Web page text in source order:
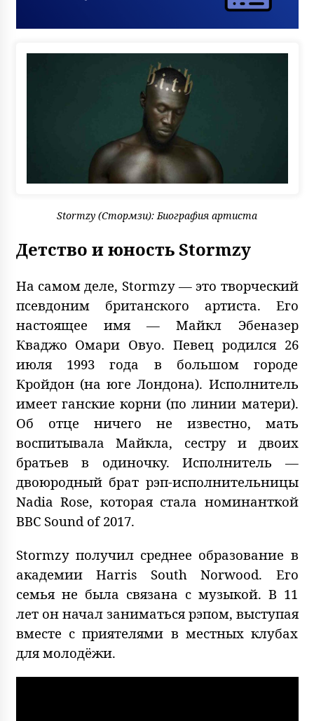
Stormzy (Стормзи): Биография артиста
Детство и юность Stormzy
На самом деле, Stormzy — это творческий
псевдоним британского артиста. Его
настоящее имя — Майкл Эбеназер
Кваджо Омари Овуо. Певец родился 26
июля 1993 года в большом городе
Кройдон (на юге Лондона). Исполнитель
имеет ганские корни (по линии матери).
Об отце ничего не известно, мать
воспитывала Майкла, сестру и двоих
братьев в одиночку. Исполнитель —
двоюродный брат рэп-исполнительницы
Nadia Rose, которая стала номинанткой
BBC Sound of 2017.
Stormzy получил среднее образование в
академии Harris South Norwood. Его
семья не была связана с музыкой. В 11
лет он начал заниматься рэпом, выступая
вместе с приятелями в местных клубах
для молодёжи.